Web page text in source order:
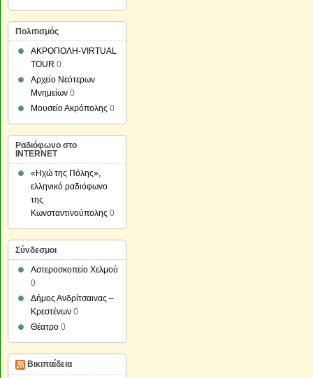
Πολιτισμός
ΑΚΡΟΠΟΛΗ-VIRTUAL
TOUR 0
Αρχείο Νεότερων
Μνημείων 0
Μουσείο Ακρόπολης 0
Ραδιόφωνο στο
INTERNET
«Ηχώ της Πόλης»,
ελληνικό ραδιόφωνο
της
Κωνσταντινούπολης 0
Σύνδεσμοι
Αστεροσκοπείο Χελμού
0
Δήμος Ανδρίτσαινας –
Κρεστένων 0
Θέατρο 0
Βικιπαίδεια